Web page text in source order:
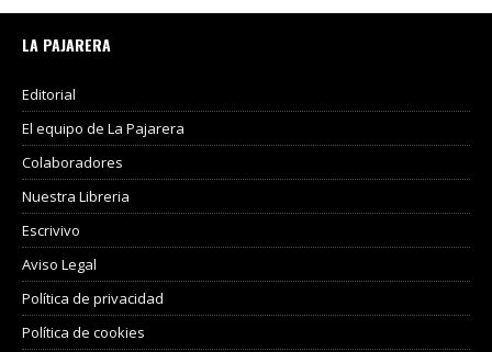
LA PAJARERA
Editorial
El equipo de La Pajarera
Colaboradores
Nuestra Libreria
Escrivivo
Aviso Legal
Política de privacidad
Política de cookies